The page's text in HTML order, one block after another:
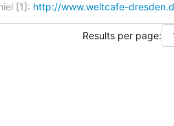
[1]: http://www.weltcafe-
Results per page: